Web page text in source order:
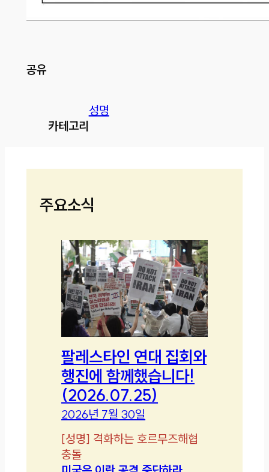
공유
카테고리
성명
주요소식
팔레스타인 연대 집회와
행진에 함께했습니다!
(2026.07.25)
2026년 7월 30일
[성명] 격화하는 호르무즈해협
충돌